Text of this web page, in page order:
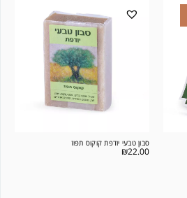
סבון טבעי יודפת קוקוס תפוז
₪22.00